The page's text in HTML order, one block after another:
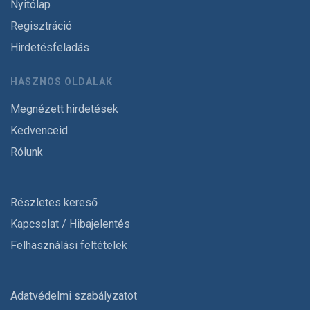
Nyitólap
Regisztráció
Hirdetésfeladás
HASZNOS OLDALAK
Megnézett hirdetések
Kedvenceid
Rólunk
Részletes kereső
Kapcsolat / Hibajelentés
Felhasználási feltételek
Adatvédelmi szabályzatot